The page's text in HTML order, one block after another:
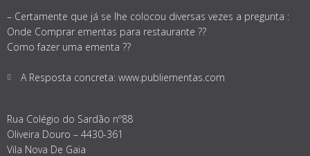
– Certamente que já se lhe colocou diversas vezes a pregunta :
Onde Comprar ementas para restaurante ??
Como fazer uma ementa ??
A Resposta concreta: www.publiementas.com
Rua Colégio do Sardão nº88
Oliveira Douro – 4430-361
Vila Nova De Gaia